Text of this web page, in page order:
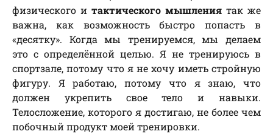
физического и тактического мышления так же
важна, как возможность быстро попасть в
«десятку». Когда мы тренируемся, мы делаем
это с определённой целью. Я не тренируюсь в
спортзале, потому что я не хочу иметь стройную
фигуру. Я работаю, потому что я знаю, что
должен укрепить свое тело и навыки.
Телосложение, которого я достигаю, не более чем
побочный продукт моей тренировки.